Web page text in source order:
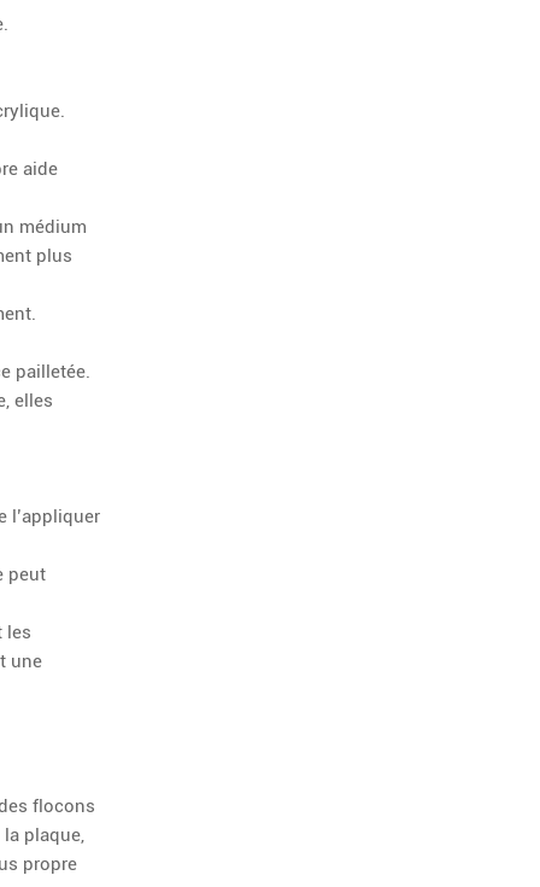
aide
médium
plus
pailletée.
elles
l’appliquer
peut
les
une
flocons
plaque,
propre